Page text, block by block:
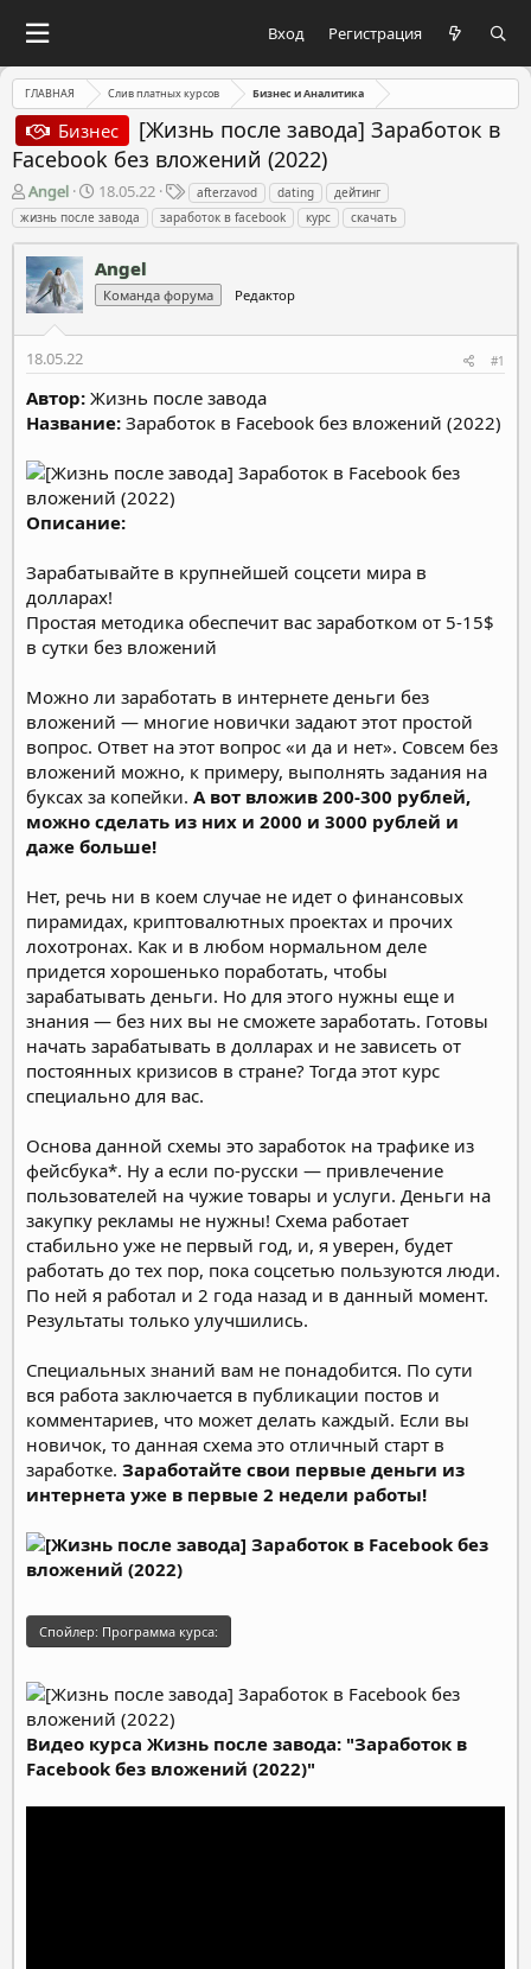
Вход Регистрация
ГЛАВНАЯ Слив платных курсов Бизнес и Аналитика
Бизнес
[Жизнь после завода] Заработок в
Facebook без вложений (2022)
А
в
т
о
р
т
е
м
ы
Angel
Д
а
т
н
а
а
18.05.22
Т
е
г
afterzavod dating
дейтинг
жизнь после завода
заработок в facebook курс скачать
Angel
Команда форума Редактор
18.05.22 #1
Автор: Жизнь после завода
Название: Заработок в Facebook без вложений (2022)
Описание:
Зарабатывайте в крупнейшей соцсети мира в
долларах!
Простая методика обеспечит вас заработком от 5-15$
в сутки без вложений
Можно ли заработать в интернете деньги без
вложений — многие новички задают этот простой
вопрос. Ответ на этот вопрос «и да и нет». Совсем без
вложений можно, к примеру, выполнять задания на
буксах за копейки. А вот вложив 200-300 рублей,
можно сделать из них и 2000 и 3000 рублей и
даже больше!
Нет, речь ни в коем случае не идет о финансовых
пирамидах, криптовалютных проектах и прочих
лохотронах. Как и в любом нормальном деле
придется хорошенько поработать, чтобы
зарабатывать деньги. Но для этого нужны еще и
знания — без них вы не сможете заработать. Готовы
начать зарабатывать в долларах и не зависеть от
постоянных кризисов в стране? Тогда этот курс
специально для вас.
Основа данной схемы это заработок на трафике из
фейсбука*. Ну а если по-русски — привлечение
пользователей на чужие товары и услуги. Деньги на
закупку рекламы не нужны! Схема работает
стабильно уже не первый год, и, я уверен, будет
работать до тех пор, пока соцсетью пользуются люди.
По ней я работал и 2 года назад и в данный момент.
Результаты только улучшились.
Специальных знаний вам не понадобится. По сути
вся работа заключается в публикации постов и
комментариев, что может делать каждый. Если вы
новичок, то данная схема это отличный старт в
заработке. Заработайте свои первые деньги из
интернета уже в первые 2 недели работы!
Спойлер: Программа курса:
Видео курса Жизнь после завода: "Заработок в
Facebook без вложений (2022)"​